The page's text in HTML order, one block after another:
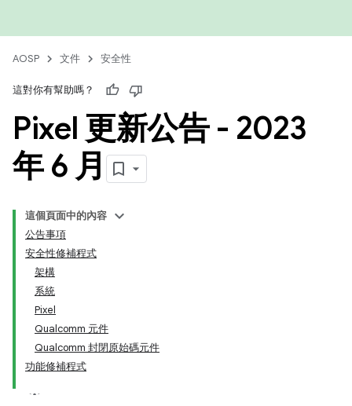
AOSP 文件 安全性
這對你有幫助嗎？
Pixel 更新公告 - 2023
年 6 月
這個頁面中的內容
公告事項
安全性修補程式
架構
系統
Pixel
Qualcomm 元件
Qualcomm 封閉原始碼元件
功能修補程式